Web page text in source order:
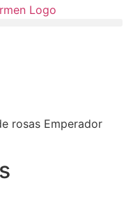
rosas Emperador